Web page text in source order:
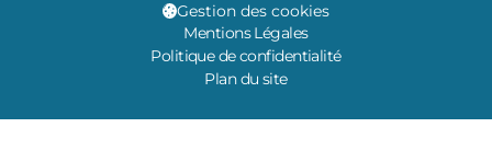
Gestion des cookies
Mentions Légales
Politique de confidentialité
Plan du site